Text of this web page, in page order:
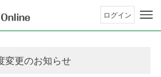
ログイン
更のお知らせ
聞 無料会員の皆様へ閲覧本数変更
聞 無料会員の皆様へ閲覧本数変更